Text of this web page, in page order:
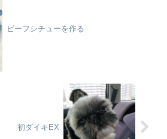
ビーフシチューを作る
初ダイキEX